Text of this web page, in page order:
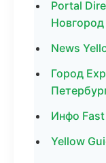
Portal
Новгород
News
Город
Инфо
Yellow